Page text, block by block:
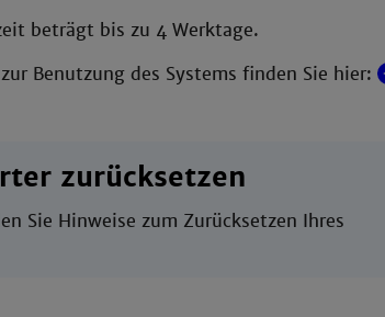
beträgt bis zu 4 Werktage.
Benutzung des Systems finden Sie hier:
zurücksetzen
Sie Hinweise zum Zurücksetzen Ihres